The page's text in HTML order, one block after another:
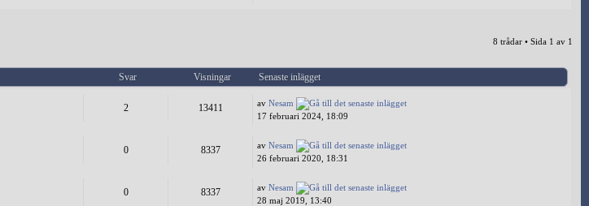
8 trådar • Sida 1 av 1
Svar Visningar Senaste inlägget
2 13411 avNesam
17 februari 2024, 18:09
0 8337 avNesam
26 februari 2020, 18:31
0 8337 avNesam
28 maj 2019, 13:40